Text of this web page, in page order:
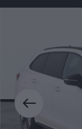
prevezmeme